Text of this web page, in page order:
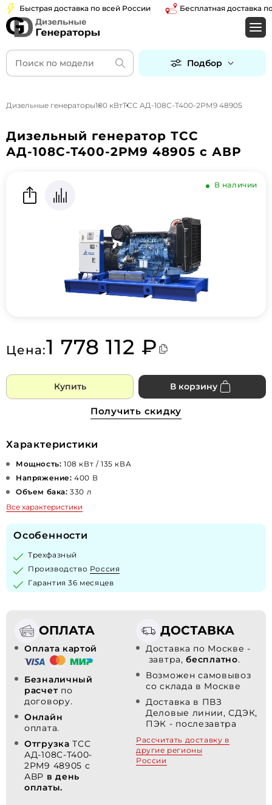
Быстрая доставка по всей России Бесплатная доставка по
Подбор
Дизельные генераторы100 кВтТСС АД-108С-Т400-2РМ9 48905
Дизельный генератор ТСС
АД-108С-Т400-2РМ9 48905 с АВР
В наличии
Цена:1 778 112 ₽
Купить В корзину
Получить скидку
Характеристики
Мощность: 108 кВт / 135 кВА
Напряжение: 400 В
Объем бака: 330 л
Все характеристики
Особенности
Трехфазный
Производство Россия
Гарантия 36 месяцев
ОПЛАТА
Оплата картой
Безналичный
расчет по
договору.
Онлайн
оплата.
Отгрузка ТСС
АД-108С-Т400-
2РМ9 48905 с
АВР в день
оплаты.
ДОСТАВКА
Доставка по Москве -
завтра,бесплатно.
Возможен самовывоз
со склада в Москве
Доставка в ПВЗ
Деловые линии, СДЭК,
ПЭК - послезавтра
Рассчитать доставку в
другие регионы
России